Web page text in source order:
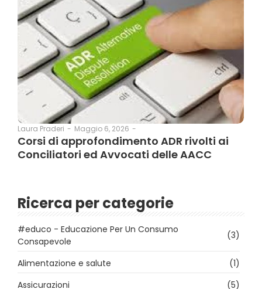
Laura Praderi - Maggio 6, 2026 -
Corsi di approfondimento ADR rivolti ai
Conciliatori ed Avvocati delle AACC
Ricerca per categorie
#educo - Educazione Per Un Consumo
Consapevole
(3)
Alimentazione e salute
(1)
Assicurazioni
(5)